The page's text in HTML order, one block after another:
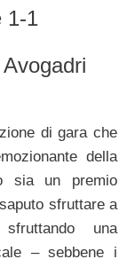
1-1
Avogadri
di gara che
della
sia un premio
sfruttare a
una
– sebbene i